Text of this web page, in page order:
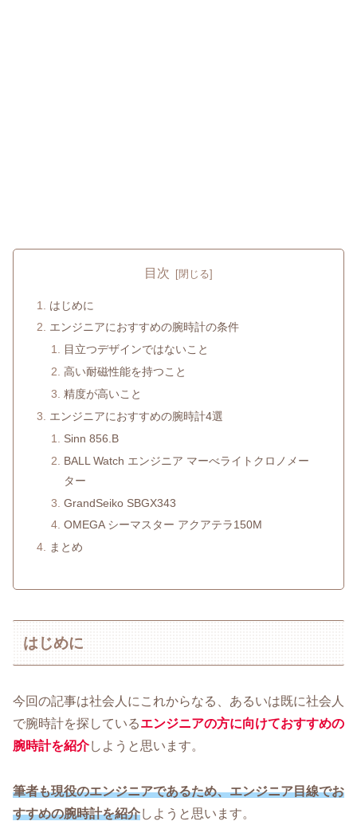
目次
はじめに
エンジニアにおすすめの腕時計の条件
目立つデザインではないこと
高い耐磁性能を持つこと
精度が高いこと
エンジニアにおすすめの腕時計4選
Sinn 856.B
BALL Watch エンジニア マーべライトクロノメー
ター
GrandSeiko SBGX343
OMEGA シーマスター アクアテラ150M
まとめ
はじめに
今回の記事は社会人にこれからなる、あるいは既に社会人
で腕時計を探しているエンジニアの方に向けておすすめの
腕時計を紹介しようと思います。
筆者も現役のエンジニアであるため、エンジニア目線でお
すすめの腕時計を紹介しようと思います。